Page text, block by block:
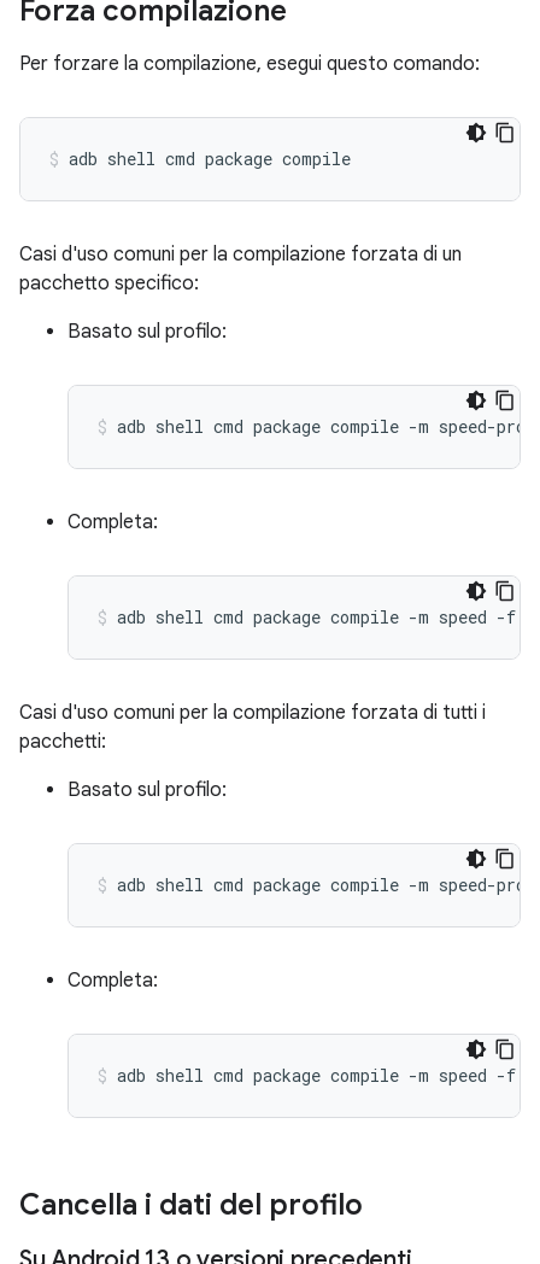
Forza compilazione
Per forzare la compilazione, esegui questo comando:
Casi d'uso comuni per la compilazione forzata di un
pacchetto specifico:
Basato sul profilo:
Completa:
Casi d'uso comuni per la compilazione forzata di tutti i
pacchetti:
Basato sul profilo:
Completa:
Cancella i dati del profilo